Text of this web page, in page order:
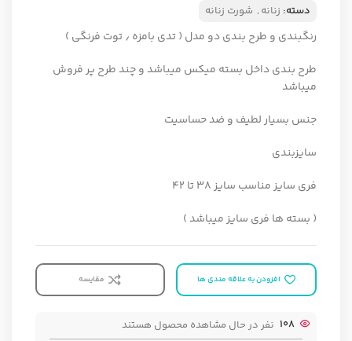
دسته: زنانه , شورت زنانه
رنگبندی و طرح بندی دو مدل ( تدی بامزه ٫ توت فرنگی )
طرح بندی داخل بسته میکس میباشد و چند طرح پر فروش
میباشد
جنس بسیار لطیف و ضد حساسیت
سایزبندی
فری سایز مناسب سایز ۳۸ تا ۴۲
( بسته ها فری سایز میباشد )
افزودن به علاقه مندی ها مقایسه
108 نفر در حال مشاهده محصول هستند